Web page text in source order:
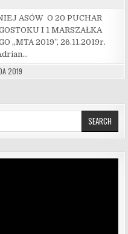
ASÓW O 20 PUCHAR
I 1 MARSZAŁKA
„MTA 2019”, 26.11.2019r.
2019